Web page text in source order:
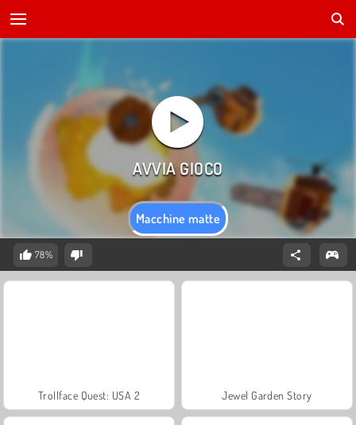
Macchine matte
78%
Trollface Quest: USA 2 Jewel Garden Story